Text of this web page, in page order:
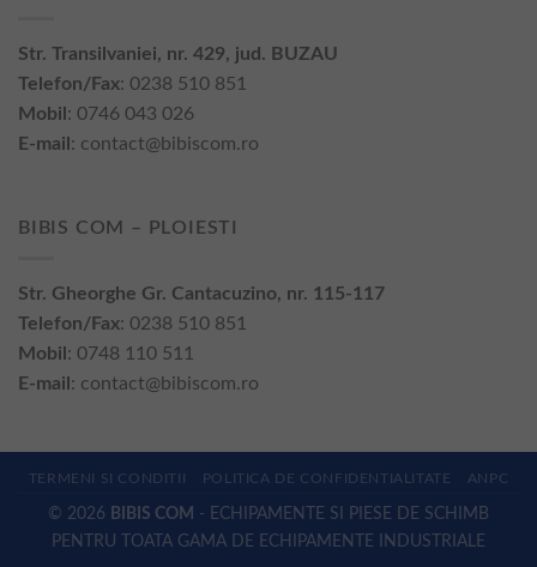
Str. Transilvaniei, nr. 429, jud. BUZAU
Telefon/Fax: 0238 510 851
Mobil : 0746 043 026
E-mail : contact@bibiscom.ro
BIBIS COM – PLOIESTI
Str. Gheorghe Gr. Cantacuzino, nr. 115-117
Telefon/Fax: 0238 510 851
Mobil : 0748 110 511
E-mail : contact@bibiscom.ro
TERMENI SI CONDITII POLITICA DE CONFIDENTIALITATE ANPC
© 2026 BIBIS COM - ECHIPAMENTE SI PIESE DE SCHIMB
PENTRU TOATA GAMA DE ECHIPAMENTE INDUSTRIALE